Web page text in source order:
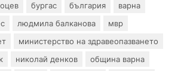
бургас българия
варна
людмила балканова
мвр
министерство на здравеопазването
николай денков
община варна